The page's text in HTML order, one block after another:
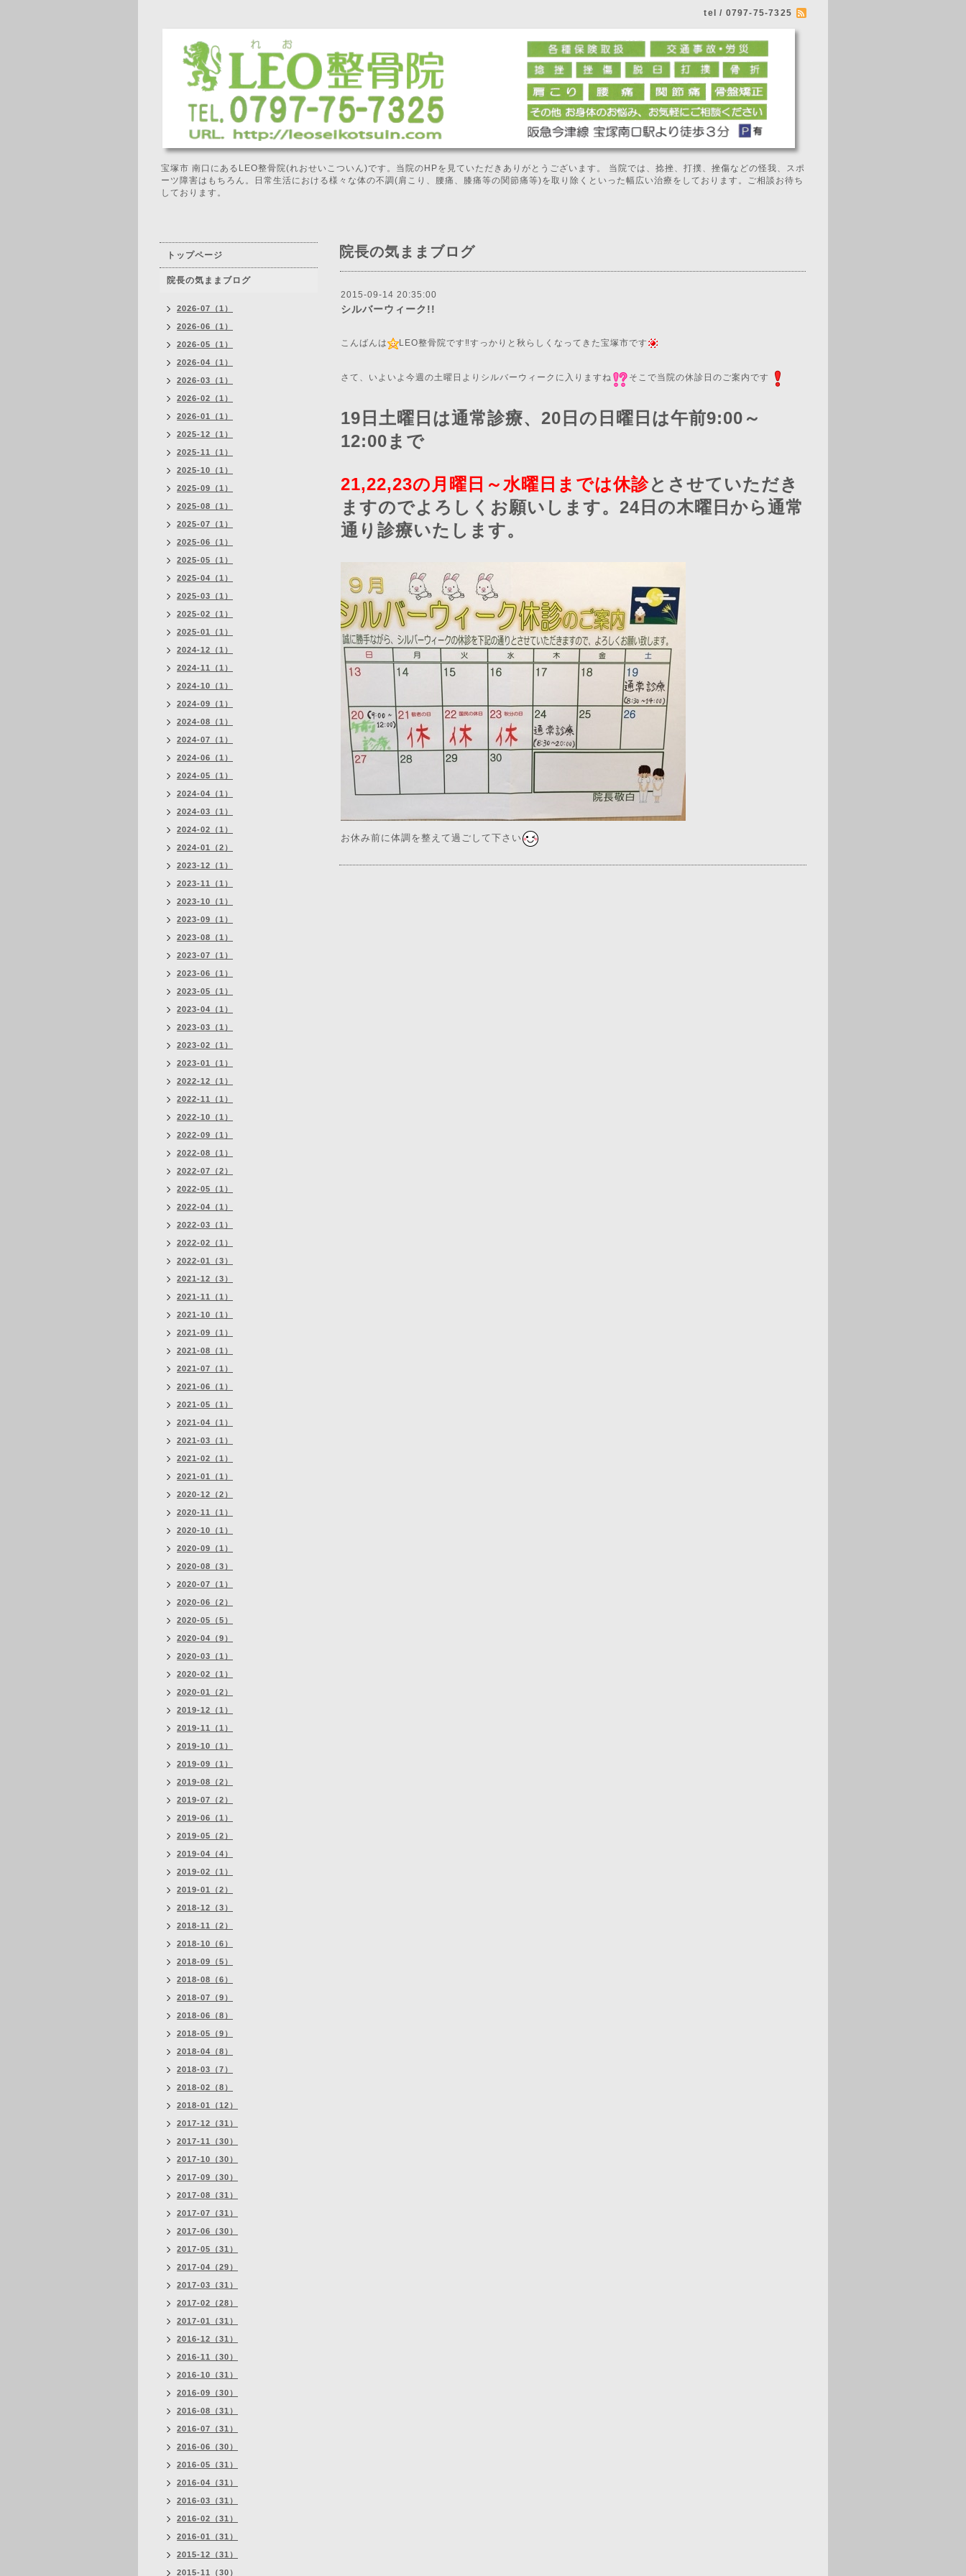
tel / 0797-75-7325
宝塚市 南口にあるLEO整骨院(れおせいこついん)です。当院のHPを見ていただきありがとうございます。 当院では、捻挫、打撲、挫傷などの怪我、スポ
ーツ障害はもちろん。日常生活における様々な体の不調(肩こり、腰痛、膝痛等の関節痛等)を取り除くといった幅広い治療をしております。ご相談お待ち
しております。
院長の気ままブログ
2015-09-14 20:35:00
シルバーウィーク!!
こんばんは LEO整骨院です‼️すっかりと秋らしくなってきた宝塚市です
さて、いよいよ今週の土曜日よりシルバーウィークに入りますね そこで当院の休診日のご案内です
19日土曜日は通常診療、20日の日曜日は午前9:00～
12:00まで
21,22,23の月曜日～水曜日までは休診とさせていただき
ますのでよろしくお願いします。24日の木曜日から通常
通り診療いたします。
お休み前に体調を整えて過ごして下さい
トップページ
院長の気ままブログ
2026-07（1）
2026-06（1）
2026-05（1）
2026-04（1）
2026-03（1）
2026-02（1）
2026-01（1）
2025-12（1）
2025-11（1）
2025-10（1）
2025-09（1）
2025-08（1）
2025-07（1）
2025-06（1）
2025-05（1）
2025-04（1）
2025-03（1）
2025-02（1）
2025-01（1）
2024-12（1）
2024-11（1）
2024-10（1）
2024-09（1）
2024-08（1）
2024-07（1）
2024-06（1）
2024-05（1）
2024-04（1）
2024-03（1）
2024-02（1）
2024-01（2）
2023-12（1）
2023-11（1）
2023-10（1）
2023-09（1）
2023-08（1）
2023-07（1）
2023-06（1）
2023-05（1）
2023-04（1）
2023-03（1）
2023-02（1）
2023-01（1）
2022-12（1）
2022-11（1）
2022-10（1）
2022-09（1）
2022-08（1）
2022-07（2）
2022-05（1）
2022-04（1）
2022-03（1）
2022-02（1）
2022-01（3）
2021-12（3）
2021-11（1）
2021-10（1）
2021-09（1）
2021-08（1）
2021-07（1）
2021-06（1）
2021-05（1）
2021-04（1）
2021-03（1）
2021-02（1）
2021-01（1）
2020-12（2）
2020-11（1）
2020-10（1）
2020-09（1）
2020-08（3）
2020-07（1）
2020-06（2）
2020-05（5）
2020-04（9）
2020-03（1）
2020-02（1）
2020-01（2）
2019-12（1）
2019-11（1）
2019-10（1）
2019-09（1）
2019-08（2）
2019-07（2）
2019-06（1）
2019-05（2）
2019-04（4）
2019-02（1）
2019-01（2）
2018-12（3）
2018-11（2）
2018-10（6）
2018-09（5）
2018-08（6）
2018-07（9）
2018-06（8）
2018-05（9）
2018-04（8）
2018-03（7）
2018-02（8）
2018-01（12）
2017-12（31）
2017-11（30）
2017-10（30）
2017-09（30）
2017-08（31）
2017-07（31）
2017-06（30）
2017-05（31）
2017-04（29）
2017-03（31）
2017-02（28）
2017-01（31）
2016-12（31）
2016-11（30）
2016-10（31）
2016-09（30）
2016-08（31）
2016-07（31）
2016-06（30）
2016-05（31）
2016-04（31）
2016-03（31）
2016-02（31）
2016-01（31）
2015-12（31）
2015-11（30）